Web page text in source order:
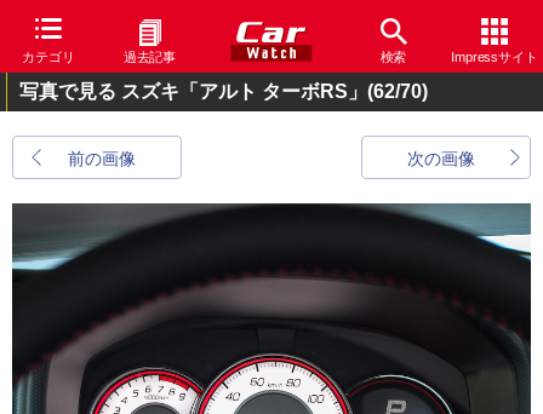
カテゴリ 過去記事 検索 Impressサイト
写真で見る スズキ「アルト ターボRS」 (62/70)
前の画像 次の画像